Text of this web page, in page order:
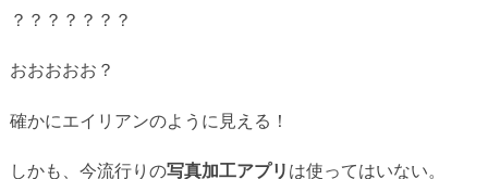
？？？？？？？
おおおおお？
確かにエイリアンのように見える！
しかも、今流行りの写真加工アプリ は使ってはいない。